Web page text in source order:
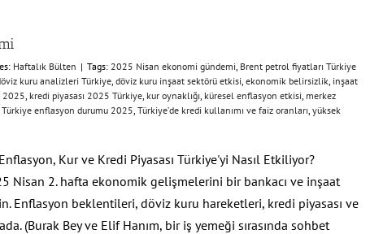
Haftalık Bülten | Tags: 2025 Nisan ekonomi gündemi, Brent petrol fiyatları Türkiye
kuru analizleri Türkiye, döviz kuru inşaat sektörü etkisi, ekonomik belirsizlik, inşaat
2025, kredi piyasası 2025 Türkiye, kur oynaklığı, küresel enflasyon etkisi, merkez
Türkiye enflasyon durumu 2025, Türkiye’de kredi kullanımı ve faiz oranları, yüksek
Kur ve Kredi Piyasası Türkiye'yi Nasıl Etkiliyor?
Nisan 2. hafta ekonomik gelişmelerini bir bankacı ve inşaat
Enflasyon beklentileri, döviz kuru hareketleri, kredi piyasası ve
(Burak Bey ve Elif Hanım, bir iş yemeği sırasında sohbet